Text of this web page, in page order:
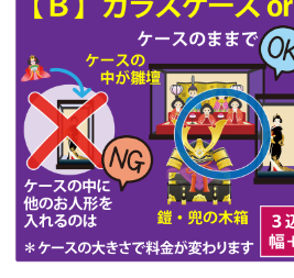
第55回人形供養祭令和4年9月
第54回人形供養祭令和4年8
第53回人形供養祭令和4年7
第52回人形供養祭令和4年5
第51回人形供養祭令和4年4
第50回人形供養祭令和4年3